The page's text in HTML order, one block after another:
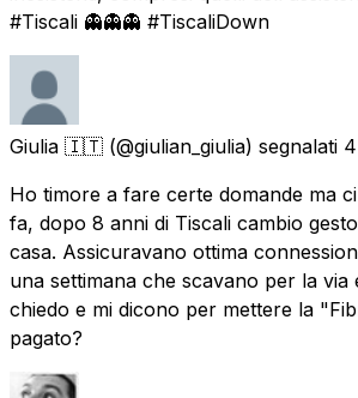
#Tiscali 👻👻👻 #TiscaliDown
Giulia 🇮🇹 (@giulian_giulia) segnalati
Ho timore a fare certe domande ma
fa, dopo 8 anni di Tiscali cambio
casa. Assicuravano ottima
una settimana che scavano per la via
chiedo e mi dicono per mettere la
pagato?